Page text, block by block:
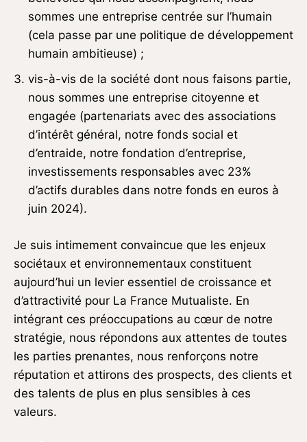
sommes une entreprise centrée sur l’humain
(cela passe par une politique de développement
humain ambitieuse) ;
vis-à-vis de la société dont nous faisons partie,
nous sommes une entreprise citoyenne et
engagée (partenariats avec des associations
d’intérêt général, notre fonds social et
d’entraide, notre fondation d’entreprise,
investissements responsables avec 23%
d’actifs durables dans notre fonds en euros à
juin 2024).
Je suis intimement convaincue que les enjeux
sociétaux et environnementaux constituent
aujourd’hui un levier essentiel de croissance et
d’attractivité pour La France Mutualiste. En
intégrant ces préoccupations au cœur de notre
stratégie, nous répondons aux attentes de toutes
les parties prenantes, nous renforçons notre
réputation et attirons des prospects, des clients et
des talents de plus en plus sensibles à ces
valeurs.